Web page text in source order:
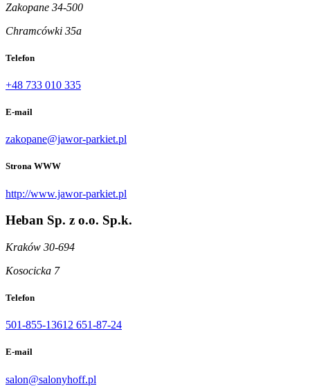
Zakopane 34-500
Chramcówki 35a
Telefon
+48 733 010 335
E-mail
zakopane@jawor-parkiet.pl
Strona WWW
http://www.jawor-parkiet.pl
Heban Sp. z o.o. Sp.k.
Kraków 30-694
Kosocicka 7
Telefon
501-855-13612 651-87-24
E-mail
salon@salonyhoff.pl